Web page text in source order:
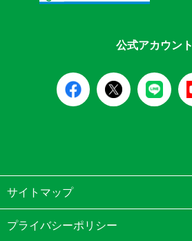
公式アカウント
サイトマップ
プライバシーポリシー